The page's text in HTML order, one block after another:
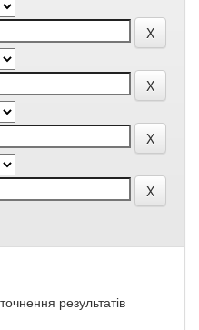
результатів